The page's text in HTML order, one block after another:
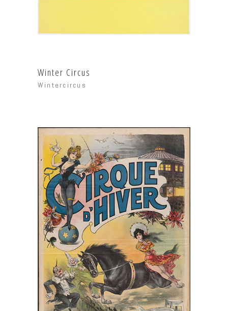
Winter Circus
Wintercircus